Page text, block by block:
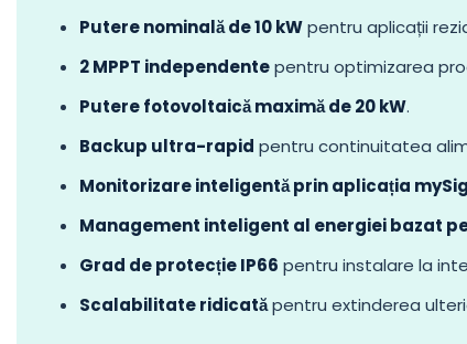
Putere nominală de 10 kWpentru aplicații
2 MPPT independentepentru optimizarea
Putere fotovoltaică maximă de 20 kW.
Backup ultra-rapid pentru continuitatea
Monitorizare inteligentă prin aplicația
Management inteligent al energiei bazat
Grad de protecție IP66 pentru instalare la
Scalabilitate ridicatăpentru extinderea